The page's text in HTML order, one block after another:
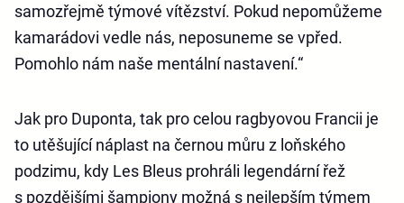
samozřejmě týmové vítězství. Pokud nepomůžeme
kamarádovi vedle nás, neposuneme se vpřed.
Pomohlo nám naše mentální nastavení.“
Jak pro Duponta, tak pro celou ragbyovou Francii je
to utěšující náplast na černou můru z loňského
podzimu, kdy Les Bleus prohráli legendární řež
s pozdějšími šampiony možná s nejlepším týmem